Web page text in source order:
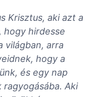
Krisztus, aki azt a
hogy hirdesse
világban, arra
hogy a
és egy nap
ragyogásába. Aki